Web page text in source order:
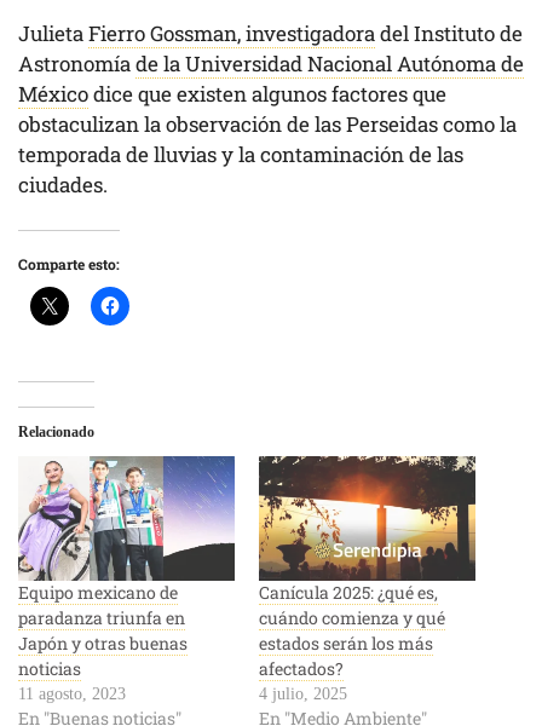
JulietaFierro Gossman, investigadoradel Instituto de
Astronomíade la Universidad Nacional Autónoma de
Méxicodice que existen algunos factores que
obstaculizan la observación de las Perseidas como la
temporada de lluvias y la contaminación de las
ciudades.
Comparte esto:
Relacionado
Equipo mexicano de
paradanza triunfa en
Japón y otras buenas
noticias
11 agosto, 2023
En "Buenas noticias"
Canícula 2025: ¿qué es,
cuándo comienza y qué
estados serán los más
afectados?
4 julio, 2025
En "Medio Ambiente"